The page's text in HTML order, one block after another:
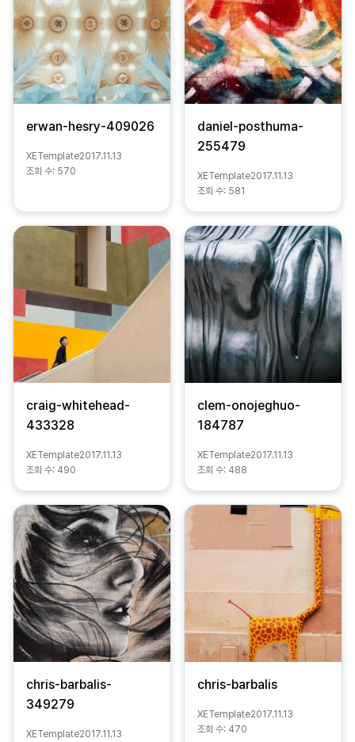
erwan-hesry-409026
XETemplate2017.11.13
조회 수: 570
daniel-posthuma-
255479
XETemplate2017.11.13
조회 수: 581
craig-whitehead-
433328
XETemplate2017.11.13
조회 수: 490
clem-onojeghuo-
184787
XETemplate2017.11.13
조회 수: 488
chris-barbalis-
349279
XETemplate2017.11.13
chris-barbalis
XETemplate2017.11.13
조회 수: 470